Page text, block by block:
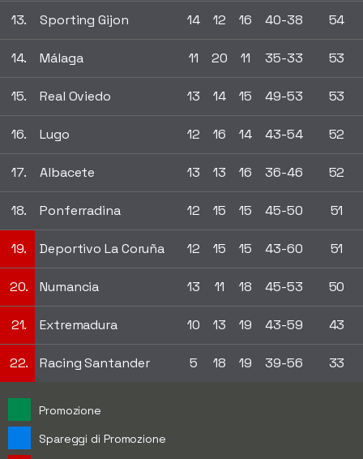
13. Sporting Gijon 14 12 16 40-38 54
14. Málaga 11 20 11 35-33 53
15. Real Oviedo 13 14 15 49-53 53
16. Lugo 12 16 14 43-54 52
17. Albacete 13 13 16 36-46 52
18. Ponferradina 12 15 15 45-50 51
19. Deportivo La Coruña 12 15 15 43-60 51
20. Numancia 13 11 18 45-53 50
21. Extremadura 10 13 19 43-59 43
22. Racing Santander 5 18 19 39-56 33
Promozione
Spareggi di Promozione